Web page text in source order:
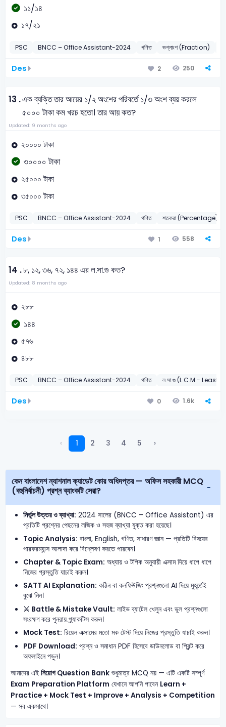
১১/১৪
১৭/২১
PSC BNCC – Office Assistant-2024 গণিত ভগ্নাংশ (Fraction)
Des 2 250
13 .এক ব্যক্তি তার আয়ের ১/২ অংশের পরিবর্তে ১/৩ অংশ ব্যয় করলে
৫০০০ টাকা কম খরচ হতো। তার আয় কত?
Updated: 9 months ago
২০০০০ টাকা
৩০০০০ টাকা
২৫০০০ টাকা
৩৫০০০ টাকা
PSC BNCC – Office Assistant-2024 গণিত শতকরা (Percentage)
Des 1 558
14 .৮, ১২, ৩৬, ৭২, ১৪৪ এর ল.সা.গু কত?
Updated: 8 months ago
২৮৮
১৪৪
৫৭৬
৪৮৮
PSC BNCC – Office Assistant-2024 গণিত ল.সা.গু (L.C.M -
Des 0 1.6k
‹ 1 2 3 4 5 ›
কেন বাংলাদেশ ন্যাশনাল ক্যাডেট কোর অধিদপ্তর — অফিস সহকারী MCQ
(বহুনির্বাচনী) প্রশ্ন ব্যাংকটি সেরা?
নির্ভুল উত্তর ও ব্যাখ্যা: 2024 সালের (BNCC – Office Assistant) এর
প্রতিটি প্রশ্নের পেছনের লজিক ও সহজ ব্যাখ্যা যুক্ত করা হয়েছে।
Topic Analysis: বাংলা, English, গণিত, সাধারণ জ্ঞান — প্রতিটি বিষয়ের
পারফরম্যান্স আলাদা করে বিশ্লেষণ করতে পারবেন।
Chapter & Topic Exam: অধ্যায় ও টপিক অনুযায়ী এক্সাম দিয়ে ধাপে ধাপে
নিজের প্রস্তুতি যাচাই করুন।
SATT AI Explanation: কঠিন বা কনফিউজিং প্রশ্নগুলো AI দিয়ে মুহূর্তেই
বুঝে নিন।
⚔️ Battle & Mistake Vault: লাইভ ব্যাটেল খেলুন এবং ভুল প্রশ্নগুলো
সংরক্ষণ করে পুনরায় প্র্যাকটিস করুন।
Mock Test: রিয়েল এক্সামের মতো মক টেস্ট দিয়ে নিজের প্রস্তুতি যাচাই করুন।
PDF Download: প্রশ্ন ও সমাধান PDF হিসেবে ডাউনলোড বা প্রিন্ট করে
অফলাইনে পড়ুন।
আমাদের এই নিয়োগ Question Bankশুধুমাত্র MCQ নয় — এটি একটি সম্পূর্ণ
Exam Preparation Platform যেখানে আপনি পাবেন Learn +
Practice + Mock Test + Improve + Analysis + Competition
— সব একসাথে।